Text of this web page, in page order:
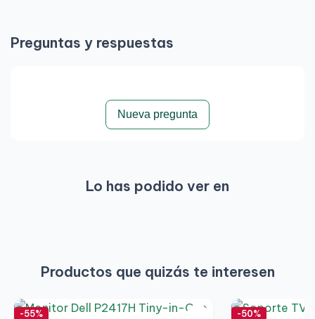
Preguntas y respuestas
Nueva pregunta
Lo has podido ver en
Productos que quizás te interesen
-55% -50%